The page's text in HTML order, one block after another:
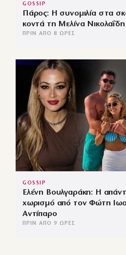
GOSSIP
Πάρος: Η συνομιλία στα
κοντά τη Μελίνα
ΠΡΙΝ ΑΠΌ 8 ΏΡΕΣ
GOSSIP
Ελένη Βουλγαράκη: Η
χωρισμό από τον Φώτη
Αντίπαρο
ΠΡΙΝ ΑΠΌ 9 ΏΡΕΣ